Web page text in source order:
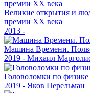
Великие открытия и
премии XX века
2013 -
Машина Времени.
2019 - Михаил
Головоломки по физике
2019 - Яков Перельман